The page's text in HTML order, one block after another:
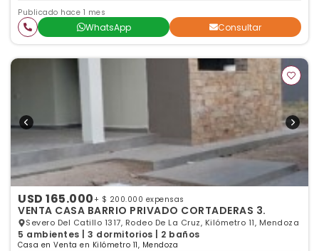
Publicado hace 1 mes
WhatsApp Consultar
USD 165.000 + $ 200.000 expensas
VENTA CASA BARRIO PRIVADO CORTADERAS 3.
Severo Del Catillo 1317, Rodeo De La Cruz, Kilómetro 11, Mendoza
5 ambientes | 3 dormitorios | 2 baños
Casa en Venta en Kilómetro 11, Mendoza